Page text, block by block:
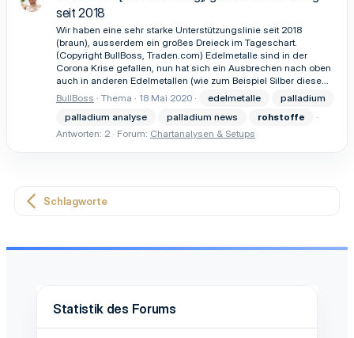
seit 2018
Wir haben eine sehr starke Unterstützungslinie seit 2018
(braun), ausserdem ein großes Dreieck im Tageschart.
(Copyright BullBoss, Traden.com) Edelmetalle sind in der
Corona Krise gefallen, nun hat sich ein Ausbrechen nach oben
auch in anderen Edelmetallen (wie zum Beispiel Silber diese...
BullBoss
Thema 18 Mai 2020 edelmetalle
palladium
palladium analyse
palladium news
rohstoffe
Antworten: 2
Forum: Chartanalysen & Setups
Schlagworte
Statistik des Forums